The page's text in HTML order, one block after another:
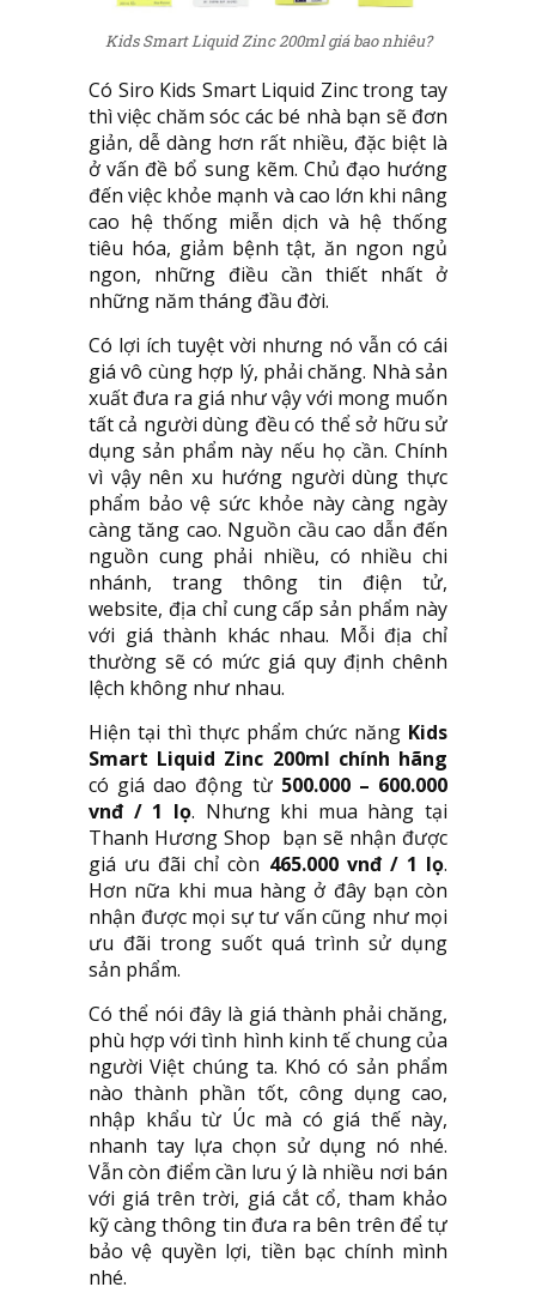
Kids Smart Liquid Zinc 200ml giá bao nhiêu?
Có Siro Kids Smart Liquid Zinc trong tay
thì việc chăm sóc các bé nhà bạn sẽ đơn
giản, dễ dàng hơn rất nhiều, đặc biệt là
ở vấn đề bổ sung kẽm. Chủ đạo hướng
đến việc khỏe mạnh và cao lớn khi nâng
cao hệ thống miễn dịch và hệ thống
tiêu hóa, giảm bệnh tật, ăn ngon ngủ
ngon, những điều cần thiết nhất ở
những năm tháng đầu đời.
Có lợi ích tuyệt vời nhưng nó vẫn có cái
giá vô cùng hợp lý, phải chăng. Nhà sản
xuất đưa ra giá như vậy với mong muốn
tất cả người dùng đều có thể sở hữu sử
dụng sản phẩm này nếu họ cần. Chính
vì vậy nên xu hướng người dùng thực
phẩm bảo vệ sức khỏe này càng ngày
càng tăng cao. Nguồn cầu cao dẫn đến
nguồn cung phải nhiều, có nhiều chi
nhánh, trang thông tin điện tử,
website, địa chỉ cung cấp sản phẩm này
với giá thành khác nhau. Mỗi địa chỉ
thường sẽ có mức giá quy định chênh
lệch không như nhau.
Hiện tại thì thực phẩm chức năng Kids
Smart Liquid Zinc 200ml chính hãng
có giá dao động từ 500.000 – 600.000
vnđ / 1 lọ. Nhưng khi mua hàng tại
Thanh Hương Shop bạn sẽ nhận được
giá ưu đãi chỉ còn 465.000 vnđ / 1 lọ.
Hơn nữa khi mua hàng ở đây bạn còn
nhận được mọi sự tư vấn cũng như mọi
ưu đãi trong suốt quá trình sử dụng
sản phẩm.
Có thể nói đây là giá thành phải chăng,
phù hợp với tình hình kinh tế chung của
người Việt chúng ta. Khó có sản phẩm
nào thành phần tốt, công dụng cao,
nhập khẩu từ Úc mà có giá thế này,
nhanh tay lựa chọn sử dụng nó nhé.
Vẫn còn điểm cần lưu ý là nhiều nơi bán
với giá trên trời, giá cắt cổ, tham khảo
kỹ càng thông tin đưa ra bên trên để tự
bảo vệ quyền lợi, tiền bạc chính mình
nhé.